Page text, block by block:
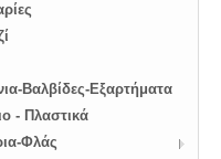
Βαλβίδες-Εξαρτήματα
- Πλαστικά
Φλάς